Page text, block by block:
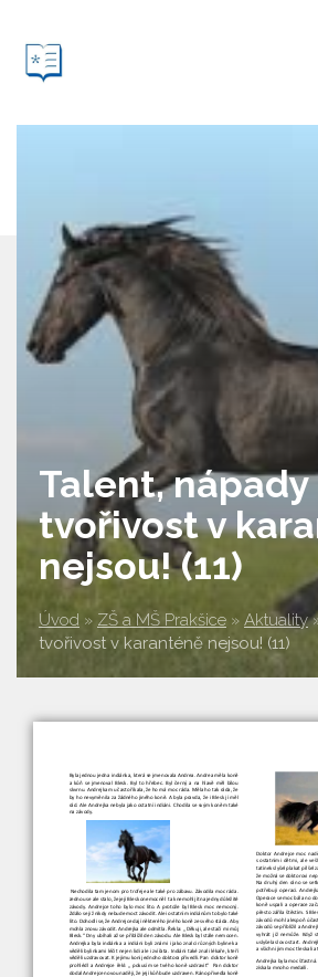
Talent, nápady
tvořivost v
nejsou! (11)
Úvod » ZŠ a MŠ Prakšice » Aktuality
tvořivost v karanténě nejsou! (11)